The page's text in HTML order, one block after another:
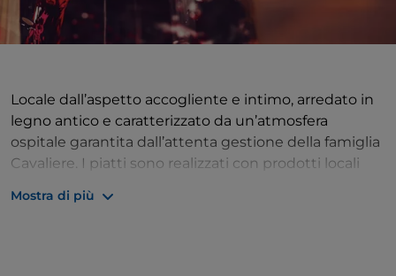
Locale dall’aspetto accogliente e intimo, arredato in
legno antico e caratterizzato da un’atmosfera
ospitale garantita dall’attenta gestione della famiglia
Cavaliere. I piatti sono realizzati con prodotti locali
giusto equilibrio fra tradizione e innovazione,
Mostra di più